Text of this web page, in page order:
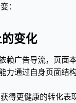
：
变化
赖广告导流，页面
力通过自身页面结
得更健康的转化表